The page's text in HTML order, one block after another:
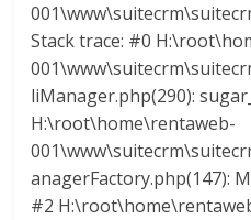
Stack trace: #0
liManager.php(290):
H:\root\home\rentaweb-
anagerFactory.php(147):
#2